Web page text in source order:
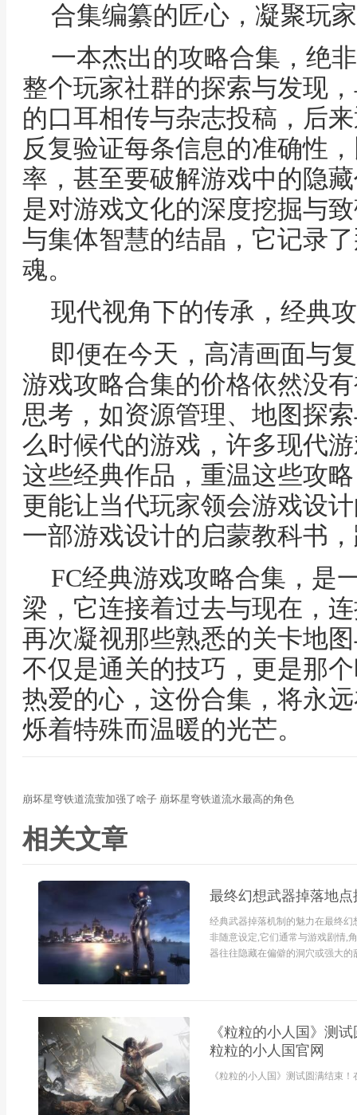
合集编纂的匠心，凝聚玩
一本杰出的攻略合集，绝
整个玩家社群的探索与发现
的口耳相传与杂志投稿，后
反复验证每条信息的准确性
率，甚至要破解游戏中的隐
是对游戏文化的深度挖掘与
与集体智慧的结晶，它记录
魂。
现代视角下的传承，经典
即便在今天，高清画面与
游戏攻略合集的价格依然没
思考，如资源管理、地图探
么时候代的游戏，许多现代
这些经典作品，重温这些攻
更能让当代玩家领会游戏设
一部游戏设计的启蒙教科书
FC经典游戏攻略合集，是
梁，它连接着过去与现在，
再次凝视那些熟悉的关卡地
不仅是通关的技巧，更是那
热爱的心，这份合集，将永
烁着特殊而温暖的光芒。
崩坏星穹铁道流萤加强了啥子 崩坏星穹铁道流水最高的角色
相关文章
最终幻想武器掉落地点
经典武器掉落机制的魅力在最终
非随意设定,它们通常与游戏剧情,
器往往隐藏在偏僻的洞穴或强大
《粒粒的小人国》测
粒粒的小人国官网
《粒粒的小人国》测试圆满结束